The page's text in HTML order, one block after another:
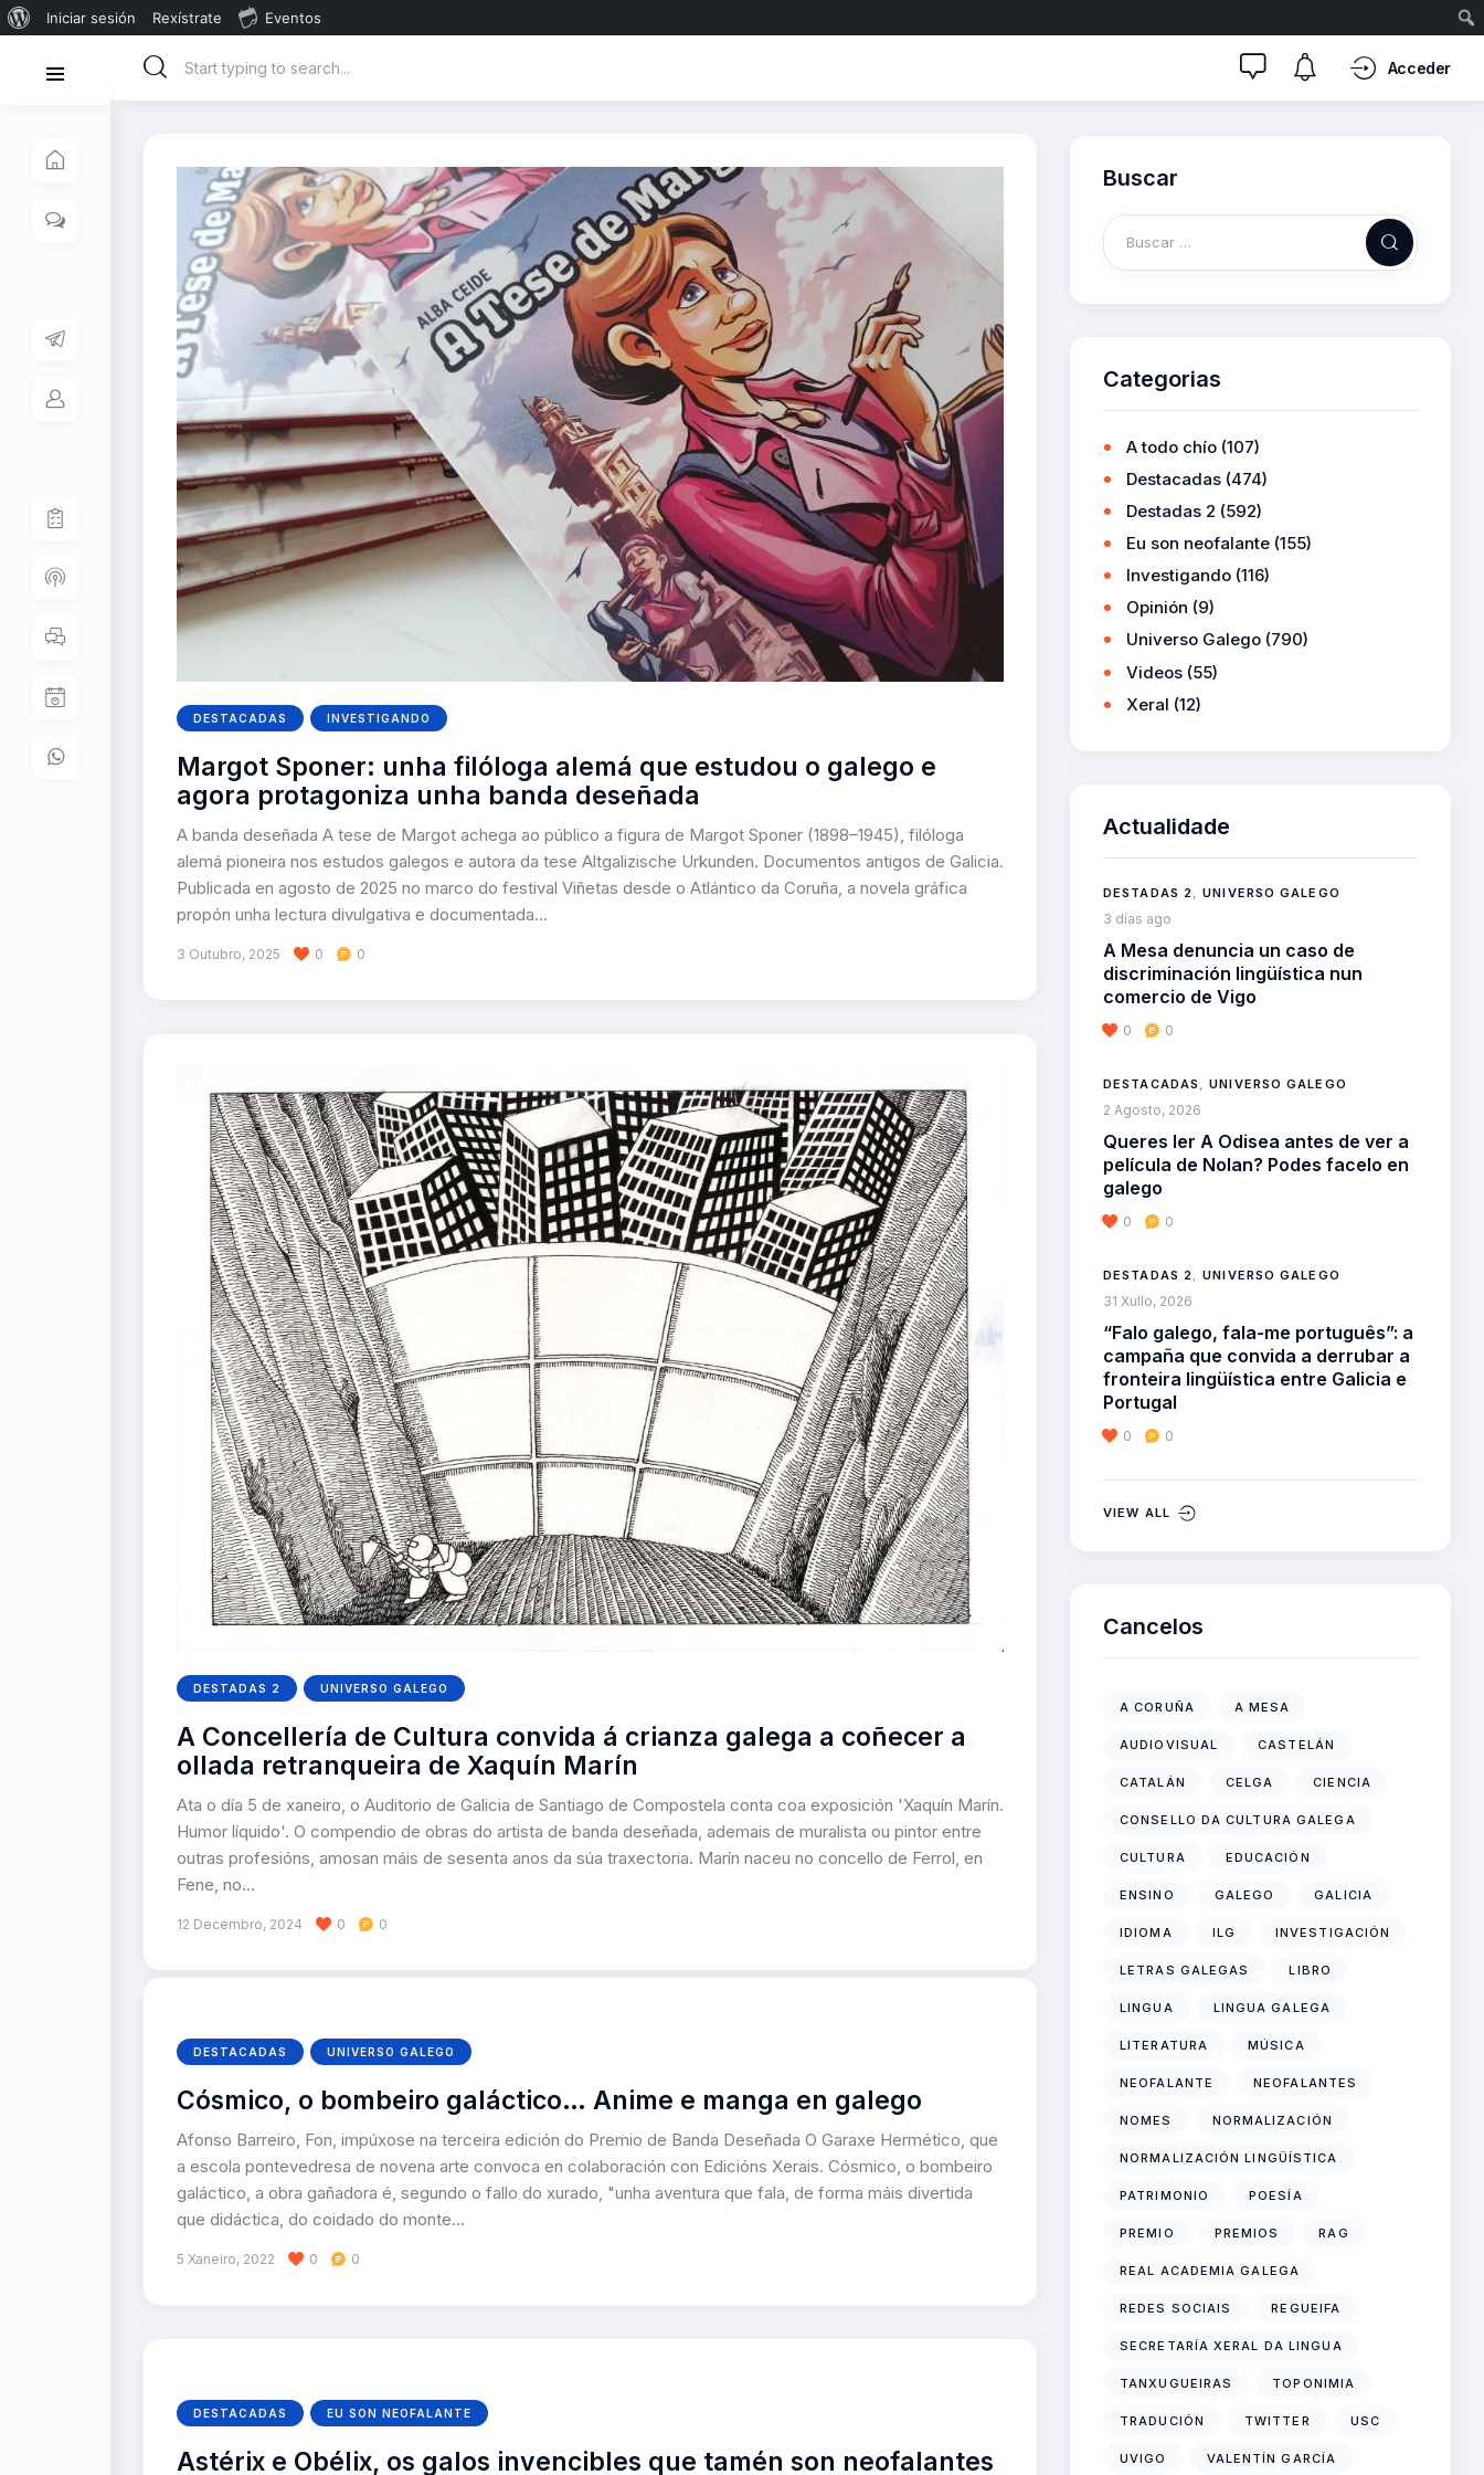
Iniciar sesión Rexístrate Eventos
Acceder
DESTACADAS INVESTIGANDO
Margot Sponer: unha filóloga alemá que estudou o galego e
agora protagoniza unha banda deseñada
A banda deseñada A tese de Margot achega ao público a figura de Margot Sponer (1898–1945), filóloga
alemá pioneira nos estudos galegos e autora da tese Altgalizische Urkunden. Documentos antigos de Galicia.
Publicada en agosto de 2025 no marco do festival Viñetas desde o Atlántico da Coruña, a novela gráfica
propón unha lectura divulgativa e documentada…
3 Outubro, 2025 0 0
DESTADAS 2 UNIVERSO GALEGO
A Concellería de Cultura convida á crianza galega a coñecer a
ollada retranqueira de Xaquín Marín
Ata o día 5 de xaneiro, o Auditorio de Galicia de Santiago de Compostela conta coa exposición 'Xaquín Marín.
Humor líquido'. O compendio de obras do artista de banda deseñada, ademais de muralista ou pintor entre
outras profesións, amosan máis de sesenta anos da súa traxectoria. Marín naceu no concello de Ferrol, en
Fene, no…
12 Decembro, 2024 0 0
DESTACADAS UNIVERSO GALEGO
Cósmico, o bombeiro galáctico… Anime e manga en galego
Afonso Barreiro, Fon, impúxose na terceira edición do Premio de Banda Deseñada O Garaxe Hermético, que
a escola pontevedresa de novena arte convoca en colaboración con Edicións Xerais. Cósmico, o bombeiro
galáctico, a obra gañadora é, segundo o fallo do xurado, "unha aventura que fala, de forma máis divertida
que didáctica, do coidado do monte…
5 Xaneiro, 2022 0 0
DESTACADAS EU SON NEOFALANTE
Astérix e Obélix, os galos invencibles que tamén son neofalantes
Buscar
Categorias
A todo chío (107)
Destacadas (474)
Destadas 2 (592)
Eu son neofalante (155)
Investigando (116)
Opinión (9)
Universo Galego (790)
Videos (55)
Xeral (12)
Actualidade
DESTADAS 2 ,UNIVERSO GALEGO
3 días ago
A Mesa denuncia un caso de
discriminación lingüística nun
comercio de Vigo
0 0
DESTACADAS ,UNIVERSO GALEGO
2 Agosto, 2026
Queres ler A Odisea antes de ver a
película de Nolan? Podes facelo en
galego
0 0
DESTADAS 2 ,UNIVERSO GALEGO
31 Xullo, 2026
“Falo galego, fala-me português”: a
campaña que convida a derrubar a
fronteira lingüística entre Galicia e
Portugal
0 0
VIEW ALL
Cancelos
A CORUÑA A MESA
AUDIOVISUAL CASTELÁN
CATALÁN CELGA CIENCIA
CONSELLO DA CULTURA GALEGA
CULTURA EDUCACIÓN
ENSINO GALEGO GALICIA
IDIOMA ILG INVESTIGACIÓN
LETRAS GALEGAS LIBRO
LINGUA LINGUA GALEGA
LITERATURA MÚSICA
NEOFALANTE NEOFALANTES
NOMES NORMALIZACIÓN
NORMALIZACIÓN LINGÜÍSTICA
PATRIMONIO POESÍA
PREMIO PREMIOS RAG
REAL ACADEMIA GALEGA
REDES SOCIAIS REGUEIFA
SECRETARÍA XERAL DA LINGUA
TANXUGUEIRAS TOPONIMIA
TRADUCIÓN TWITTER USC
UVIGO VALENTÍN GARCÍA